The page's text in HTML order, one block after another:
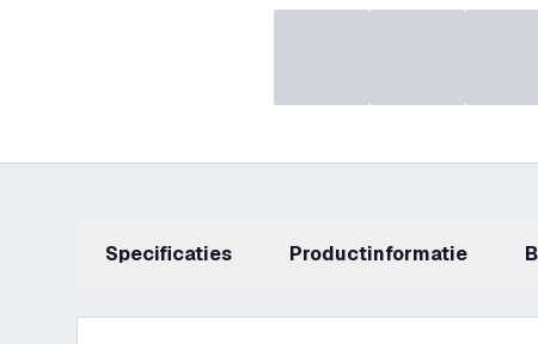
Specificaties productinformatie